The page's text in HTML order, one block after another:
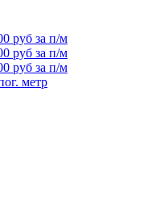
руб за п/м
руб за п/м
руб за п/м
метр